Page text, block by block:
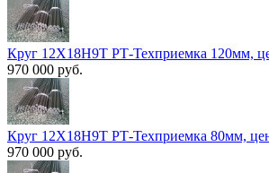
Круг 12Х18Н9Т РТ-Техприемка 120мм,
970 000 руб.
Круг 12Х18Н9Т РТ-Техприемка 80мм,
970 000 руб.